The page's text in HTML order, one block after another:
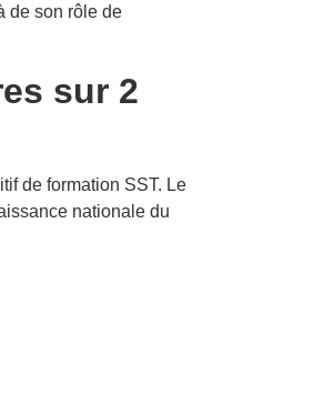
de son rôle de
sur 2
de formation SST. Le
nationale du